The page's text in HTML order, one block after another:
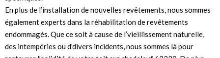
En plus de l’installation de nouvelles revêtements, nous sommes
également experts dans la réhabilitation de revêtements
endommagés. Que ce soit à cause de l’vieillissement naturelle,
des intempéries ou d’divers incidents, nous sommes là pour